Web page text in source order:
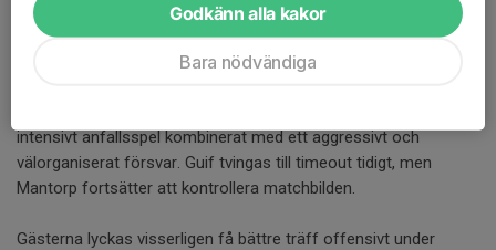
intensivt anfallsspel kombinerat med ett aggressivt och
välorganiserat försvar. Guif tvingas till timeout tidigt, men
Mantorp fortsätter att kontrollera matchbilden.
Gästerna lyckas visserligen få bättre träff offensivt under
Godkänn alla kakor
Bara nödvändiga